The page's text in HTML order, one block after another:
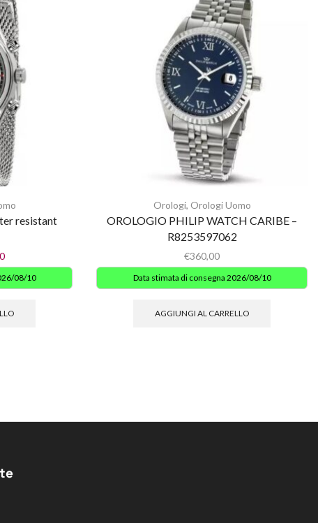
resistant
08/10
Orologi, Orologi Uomo
OROLOGIO PHILIP WATCH CARIBE –
R8253597062
€360,00
Data stimata di consegna 2026/08/10
AGGIUNGI AL CARRELLO